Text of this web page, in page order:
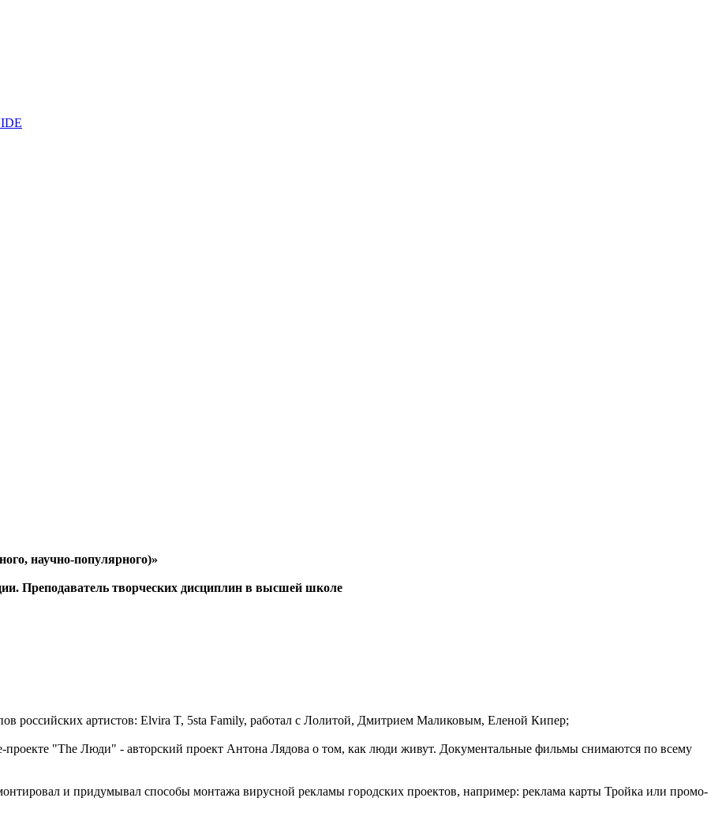
научно-популярного)»
Преподаватель творческих дисциплин в высшей школе
российских артистов: Elvira T, 5sta Family, работал с Лолитой, Дмитрием Маликовым, Еленой Кипер;
проекте "The Люди" - авторский проект Антона Лядова о том, как люди живут. Документальные фильмы снимаются по всему
и придумывал способы монтажа вирусной рекламы городских проектов, например: реклама карты Тройка или промо-